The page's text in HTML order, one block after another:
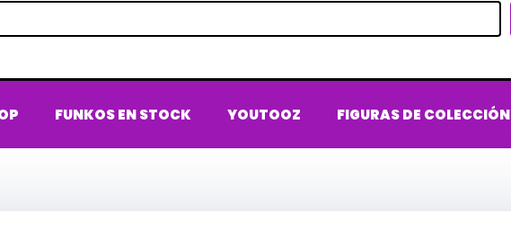
FUNKOS EN STOCK YOUTOOZ FIGURAS DE COLECCIÓN